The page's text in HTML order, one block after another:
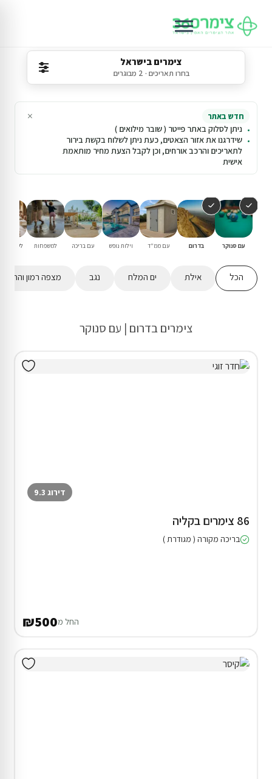
צימרים בישראל
בחרו תאריכים · 2 מבוגרים
חדש באתר
ניתן לסלוק באתר פייטר ( שובר מילואים )
שידרגנו את אזור הצאטים, כעת ניתן לשלוח בקשת בירור
לתאריכים והרכב אורחים, וכן לקבל הצעת מחיר מותאמת
אישית
×
עם סנוקר בדרום עם ממ"ד וילות נופש עם בריכה למשפחות לשבתות
הכל אילת ים המלח נגב מצפה רמון והר
צימרים בדרום | עם סנוקר
דירוג 9.3
86 צימרים בקליה
בריכה מקורה ( מגודרת )
החל מ₪500